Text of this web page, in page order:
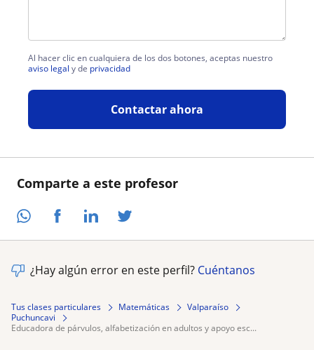
Comparte a este profesor
Al hacer clic en cualquiera de los dos botones, aceptas nuestro
aviso legal y de privacidad
Contactar ahora
¿Hay algún error en este perfil? Cuéntanos
Tus clases particulares Matemáticas
Valparaíso
Puchuncavi
educadora de párvulos, alfabetización en adultos y apoyo esc...